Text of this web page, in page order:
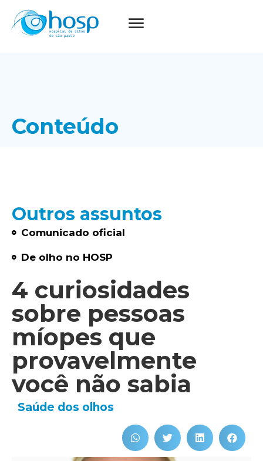
Conteúdo
Outros assuntos
Comunicado oficial
De olho no HOSP
4 curiosidades
sobre pessoas
míopes que
provavelmente
você não sabia
Saúde dos olhos